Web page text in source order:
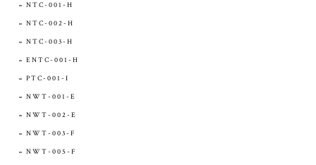
NTC-001-H
NTC-002-H
NTC-003-H
ENTC-001-H
PTC-001-I
NWT-001-E
NWT-002-E
NWT-003-F
NWT-005-F